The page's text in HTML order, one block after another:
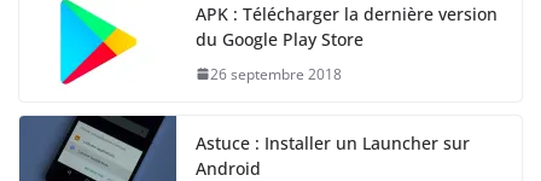
APK : Télécharger la dernière version
du Google Play Store
26 septembre 2018
Astuce : Installer un Launcher sur
Android